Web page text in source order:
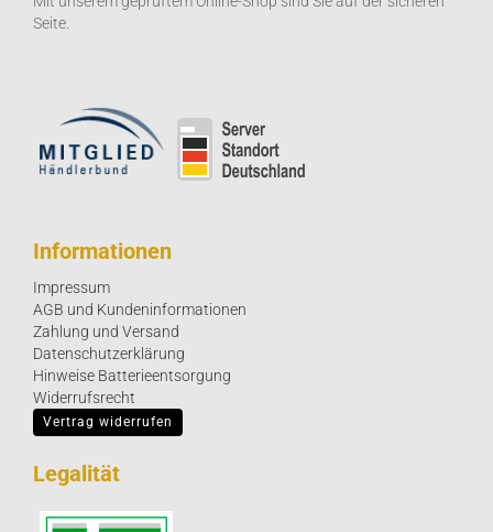
Seite.
Informationen
Impressum
AGB und Kundeninformationen
Zahlung und Versand
Datenschutzerklärung
Hinweise Batterieentsorgung
Widerrufsrecht
Vertrag widerrufen
Legalität